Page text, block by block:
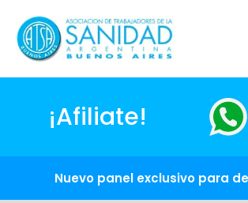
¡Afiliate!
Nuevo panel exclusivo para